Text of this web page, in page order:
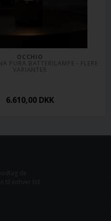
OCCHIO
VARIANTER
6.610,00 DKK